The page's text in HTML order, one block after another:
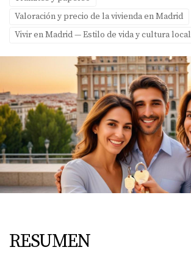
Valoración y precio de la vivienda en Madrid
Vivir en Madrid — Estilo de vida y cultura local
RESUMEN